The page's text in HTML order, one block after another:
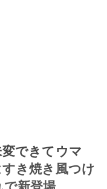
変できてウマ
き焼き風つけ